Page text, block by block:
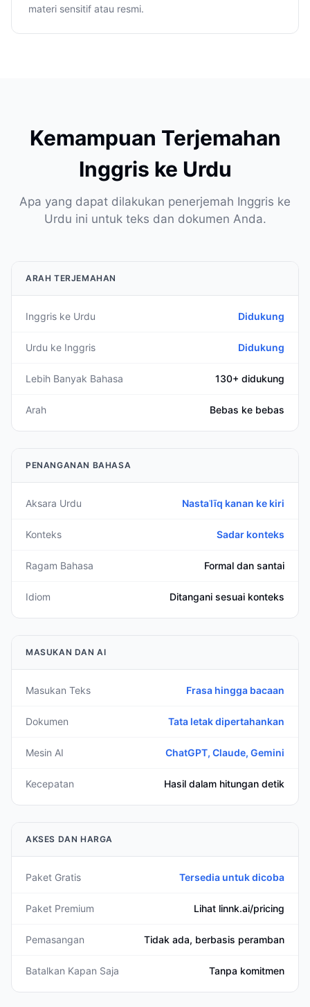
materi sensitif atau resmi.
Kemampuan Terjemahan
Inggris ke Urdu
Apa yang dapat dilakukan penerjemah Inggris ke
Urdu ini untuk teks dan dokumen Anda.
ARAH TERJEMAHAN
Inggris ke Urdu Didukung
Urdu ke Inggris Didukung
Lebih Banyak Bahasa 130+ didukung
Arah Bebas ke bebas
PENANGANAN BAHASA
Aksara Urdu Nastaʿlīq kanan ke kiri
Konteks Sadar konteks
Ragam Bahasa Formal dan santai
Idiom Ditangani sesuai konteks
MASUKAN DAN AI
Masukan Teks Frasa hingga bacaan
Dokumen Tata letak dipertahankan
Mesin AI ChatGPT, Claude, Gemini
Kecepatan Hasil dalam hitungan detik
AKSES DAN HARGA
Paket Gratis Tersedia untuk dicoba
Paket Premium Lihat linnk.ai/pricing
Pemasangan Tidak ada, berbasis peramban
Batalkan Kapan Saja Tanpa komitmen